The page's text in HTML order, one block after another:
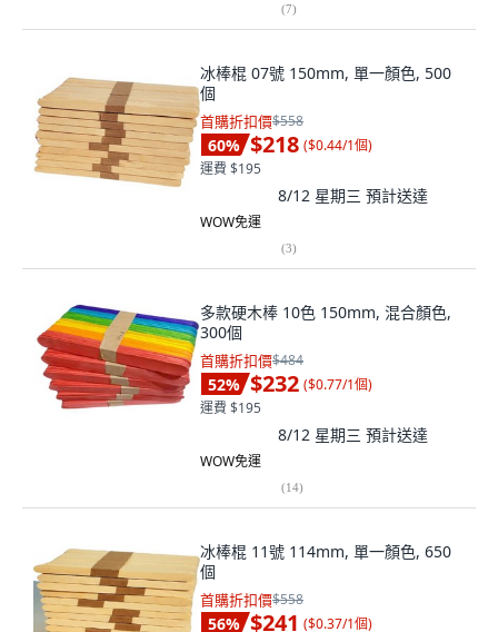
(7)
冰棒棍 07號 150mm, 單一顏色, 500
個
首購折扣價$558
60% $218 ($0.44/1個)
運費 $195
8/12 星期三 預計送達
WOW免運
(3)
多款硬木棒 10色 150mm, 混合顏色,
300個
首購折扣價$484
52% $232 ($0.77/1個)
運費 $195
8/12 星期三 預計送達
WOW免運
(14)
冰棒棍 11號 114mm, 單一顏色, 650
個
首購折扣價$558
56% $241 ($0.37/1個)